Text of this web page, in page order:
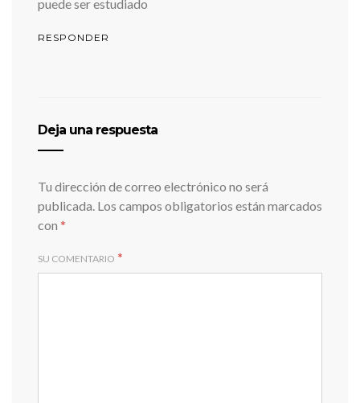
puede ser estudiado
RESPONDER
Deja una respuesta
Tu dirección de correo electrónico no será
publicada. Los campos obligatorios están marcados
con *
SU COMENTARIO *